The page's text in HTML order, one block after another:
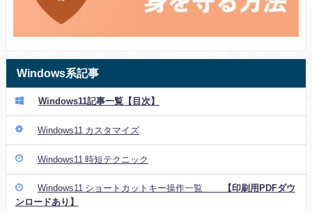
Windows系記事
Windows11記事一覧【目次】
Windows11 カスタマイズ
Windows11 時短テクニック
Windows11 ショートカットキー操作一覧
【印刷用PDFダウ
ンロードあり】